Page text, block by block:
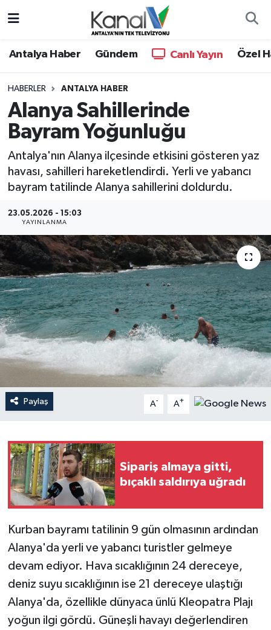
Antalya Haber Gündem Canlı Yayın Özel
HABERLER ANTALYA HABER
Alanya Sahillerinde
Bayram Yoğunluğu
Antalya'nın Alanya ilçesinde etkisini gösteren yaz
havası, sahilleri hareketlendirdi. Yerli ve yabancı
bayram tatilinde Alanya sahillerini doldurdu.
23.05.2026 - 15:03
YAYINLANMA
Paylaş A- A+
Sipariş almaya gitti,
bıçaklı saldırıya uğradı
Kurban bayramı tatilinin 9 gün olmasının ardından
Alanya'da yerli ve yabancı turistler gelmeye
devam ediyor. Hava sıcaklığının 24 dereceye,
deniz suyu sıcaklığının ise 21 dereceye ulaştığı
Alanya'da, özellikle dünyaca ünlü Kleopatra Plajı
yoğun ilgi gördü. Güneşli havayı değerlendiren
Antalya Haber
Dünya
Eğitim
Ekonomi
Haber Kuşakları
Haberler
KANALV Spor
Kültür Sanat
Sağlık
Siyaset
Sosyal medya
Teknoloji
Televizyon
Hava Durumu
Trafik Durumu
Süper Lig Puan Durumu ve Fikstür
Tüm Manşetler